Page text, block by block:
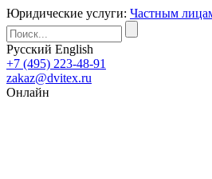
Юридические услуги: Частным
Русский English
+7 (495) 223-48-91
zakaz@dvitex.ru
Онлайн